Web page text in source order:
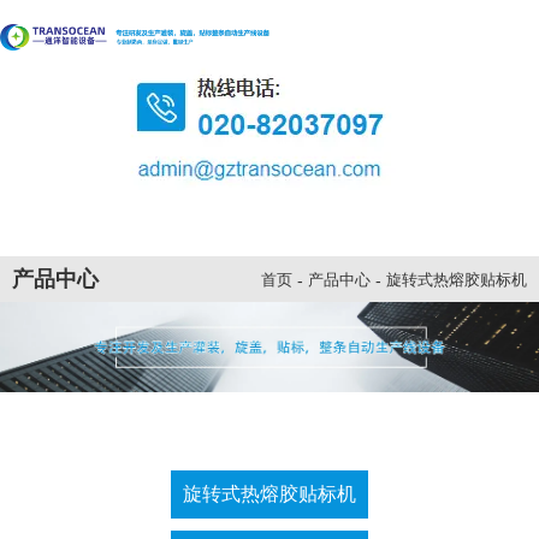
产品中心 首页 - 产品中心 - 旋转式热熔胶贴标机
旋转式热熔胶贴标机